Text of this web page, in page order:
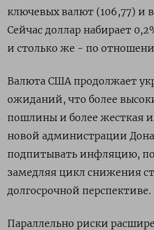
ключевых валют (106,77) и в
Сейчас доллар набирает
и столько же - по
Валюта США продолжает
ожиданий, что более
пошлины и более жесткая
новой администрации
подпитывать инфляцию,
замедляя цикл снижения
долгосрочной перспективе.
Параллельно риски